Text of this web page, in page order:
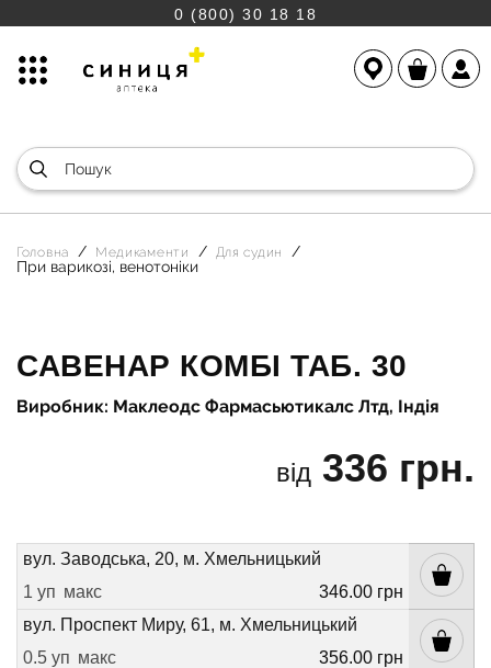
0 (800) 30 18 18
Головна Медикаменти Для судин
При варикозі, венотоніки
САВЕНАР КОМБІ ТАБ. 30
Виробник: Маклеодс Фармасьютикалс Лтд, Індія
від 336 грн.
вул. Заводська, 20, м. Хмельницький
1 уп макс
346.00 грн
вул. Проспект Миру, 61, м. Хмельницький
0.5 уп макс
356.00 грн